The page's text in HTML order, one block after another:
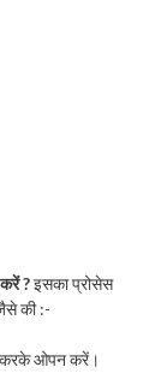
?इसका प्रोसेस
की :-
करके ओपन करें।